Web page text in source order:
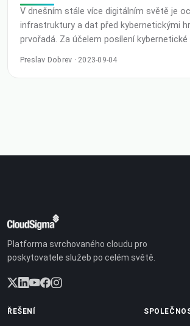
V dnešním stále více digitálním světě je
infrastruktury a dat před kybernetickými
prvořadá. Za účelem posílení
Evropě zavedla Evropská komise směrnici
Preslav Dobrev · 2023-09-04
Platforma svrchovaného cloudu pro
poskytovatele služeb po celém světě.
ŘEŠENÍ